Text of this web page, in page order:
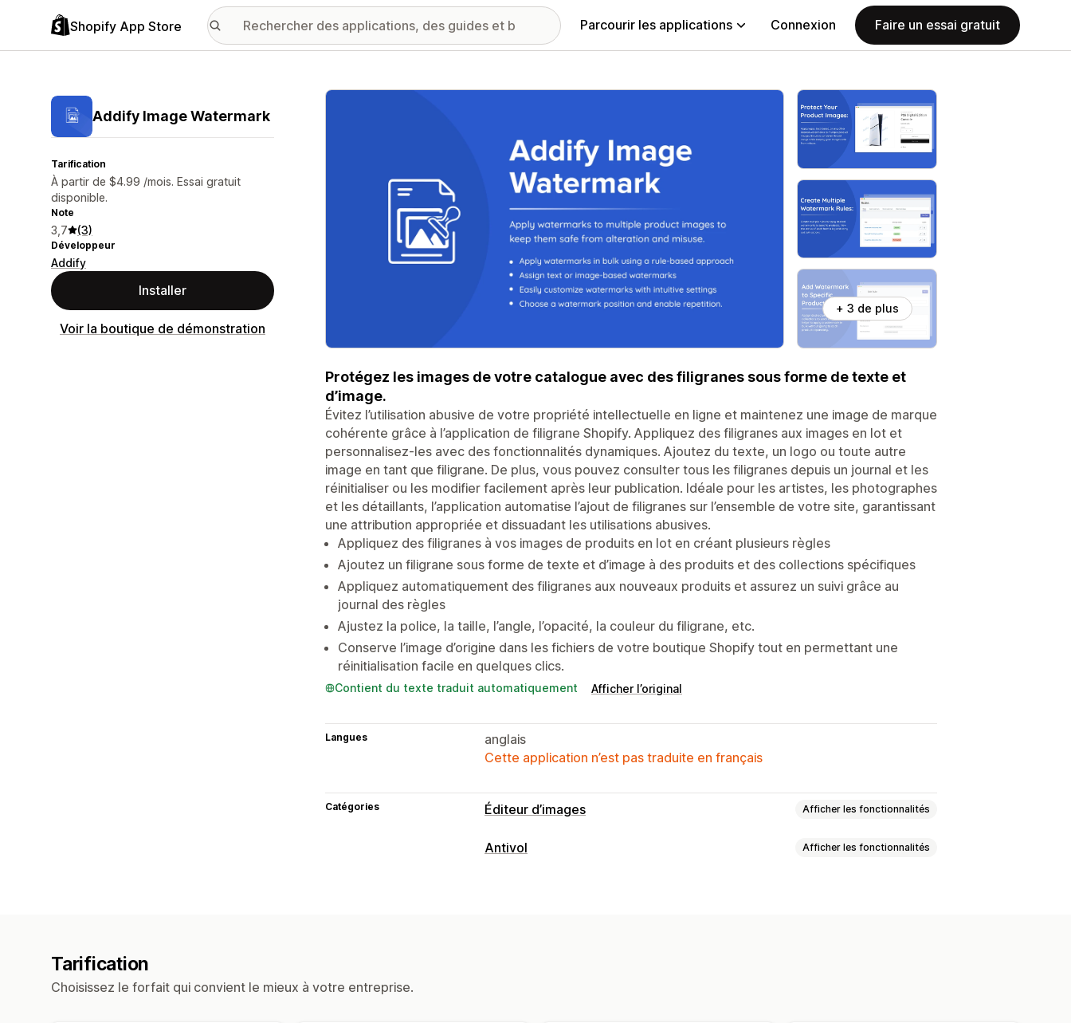
Shopify App Store Parcourir les applications Connexion Faire un essai gratuit
Addify Image Watermark
Tarification
À partir de $4.99 /mois. Essai gratuit
disponible.
Note
3,7 (3)
Développeur
Addify
Installer
Voir la boutique de démonstration
Galerie d’images vedette
+ 3 de plus
Protégez les images de votre catalogue avec des filigranes sous forme de texte et
d’image.
Évitez l’utilisation abusive de votre propriété intellectuelle en ligne et maintenez une image de marque
cohérente grâce à l’application de filigrane Shopify. Appliquez des filigranes aux images en lot et
personnalisez-les avec des fonctionnalités dynamiques. Ajoutez du texte, un logo ou toute autre
image en tant que filigrane. De plus, vous pouvez consulter tous les filigranes depuis un journal et les
réinitialiser ou les modifier facilement après leur publication. Idéale pour les artistes, les photographes
et les détaillants, l’application automatise l’ajout de filigranes sur l’ensemble de votre site, garantissant
une attribution appropriée et dissuadant les utilisations abusives.
Appliquez des filigranes à vos images de produits en lot en créant plusieurs règles
Ajoutez un filigrane sous forme de texte et d’image à des produits et des collections spécifiques
Appliquez automatiquement des filigranes aux nouveaux produits et assurez un suivi grâce au
journal des règles
Ajustez la police, la taille, l’angle, l’opacité, la couleur du filigrane, etc.
Conserve l’image d’origine dans les fichiers de votre boutique Shopify tout en permettant une
réinitialisation facile en quelques clics.
Contient du texte traduit automatiquement Afficher l’original
Langues
anglais
Cette application n’est pas traduite en français
Catégories Éditeur d’images Afficher les fonctionnalités
Optimisation d’images
Antivol Afficher les fonctionnalités
Tarification
Choisissez le forfait qui convient le mieux à votre entreprise.